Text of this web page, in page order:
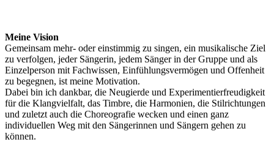
Meine Vision
Gemeinsam mehr- oder einstimmig zu singen, ein musikalische Ziel
zu verfolgen, jeder Sängerin, jedem Sänger in der Gruppe und als
Einzelperson mit Fachwissen, Einfühlungsvermögen und Offenheit
zu begegnen, ist meine Motivation.
Dabei bin ich dankbar, die Neugierde und Experimentierfreudigkeit
für die Klangvielfalt, das Timbre, die Harmonien, die Stilrichtungen
und zuletzt auch die Choreografie wecken und einen ganz
individuellen Weg mit den Sängerinnen und Sängern gehen zu
können.